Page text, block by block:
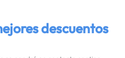
descuentos